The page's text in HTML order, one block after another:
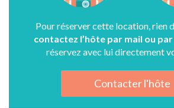
Pour réserver cette location, rien
contactez l’hôte par mail ou
réservez avec lui directement
Contacter l'hôte